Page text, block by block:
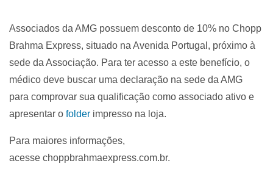
Associados da AMG possuem desconto de 10% no Chopp
Brahma Express, situado na Avenida Portugal, próximo à
sede da Associação. Para ter acesso a este benefício, o
médico deve buscar uma declaração na sede da AMG
para comprovar sua qualificação como associado ativo e
apresentar o folder impresso na loja.
Para maiores informações,
acesse choppbrahmaexpress.com.br.